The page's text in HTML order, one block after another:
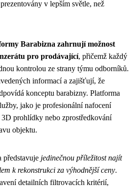
v lepším světle, než
Barabizna zahrnují možnost
pro prodávající, přičemž každý
kontrolou ze strany týmu odborníků.
informací a zajišťují, že
konceptu barabizny. Platforma
jako je profesionální nafocení
prohlídky nebo zprostředkování
objektu.
představuje jedinečnou příležitost najít
k rekonstrukci za výhodnější ceny.
detailních filtrovacích kritérií,